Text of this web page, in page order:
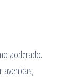
acelerado.
avenidas,